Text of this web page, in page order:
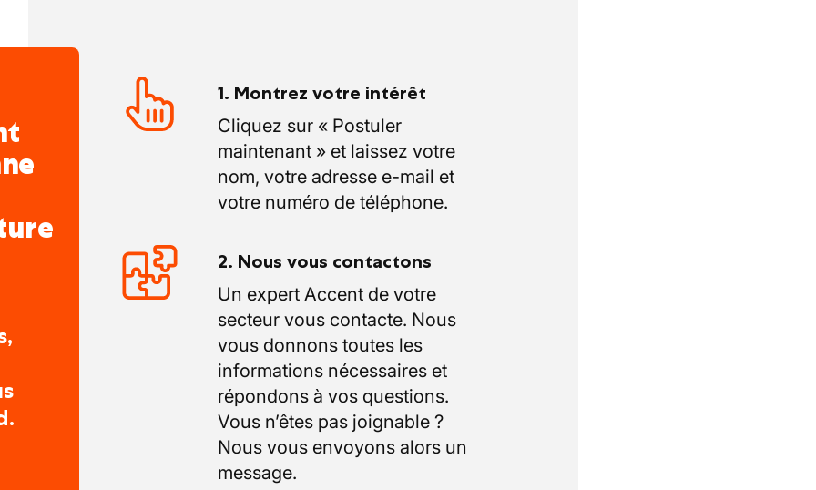
par cette opportunité, nous serions ravis
Veuillez envoyer votre CV à
: bxl.ouest@accentjobs.be ou contactez
1. Montrez votre intérêt
Cliquez sur « Postuler
maintenant » et laissez votre
nom, votre adresse e-mail et
votre numéro de téléphone.
2. Nous vous contactons
Un expert Accent de votre
secteur vous contacte. Nous
vous donnons toutes les
informations nécessaires et
répondons à vos questions.
Vous n’êtes pas joignable ?
Nous vous envoyons alors un
message.